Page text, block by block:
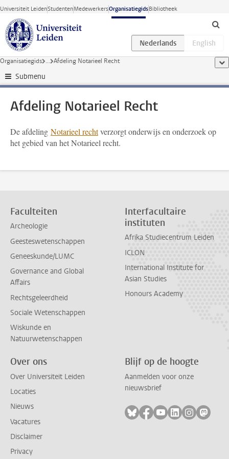
Ga direct naar de inhoud
Universiteit LeidenStudentenMedewerkersOrganisatiegidsBibliotheek
Organisatiegids ... Afdeling Notarieel Recht
Submenu
Afdeling Notarieel Recht
De afdeling Notarieel rechtverzorgt onderwijs en onderzoek op
het gebied van het Notarieel recht.
Faculteiten
Archeologie
Geesteswetenschappen
Geneeskunde/LUMC
Governance and Global
Affairs
Rechtsgeleerdheid
Sociale Wetenschappen
Wiskunde en
Natuurwetenschappen
Interfacultaire
instituten
Afrika Studiecentrum Leiden
ICLON
International Institute for
Asian Studies
Honours Academy
Over ons
Over Universiteit Leiden
Locaties
Nieuws
Vacatures
Disclaimer
Privacy
Blijf op de hoogte
Aanmelden voor onze
nieuwsbrief
Volg ons op bluesky
Volg ons op facebook
Volg ons op
Volg ons op
Volg ons
Volg